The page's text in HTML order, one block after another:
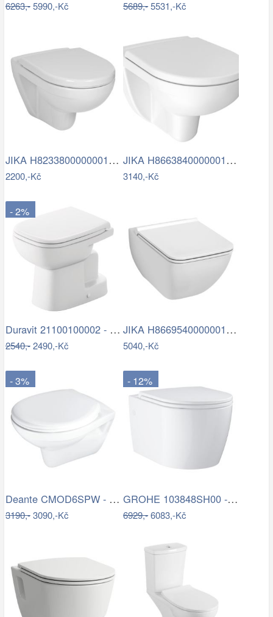
6263,-5990,-Kč 5689,-5531,-Kč
JIKA H8233800000001 - Závěsné WC LYRA…
2200,-Kč
JIKA H8663840000001 - Závěsné WC LYRA +…
3140,-Kč
- 2%
Duravit 21100100002 - Stojící WC D-CODE…
2540,-2490,-Kč
JIKA H8669540000001 - Závěsné WC PURE +…
5040,-Kč
- 3%
Deante CMOD6SPW - Závěsné WC s prkénkem…
3190,-3090,-Kč
- 12%
GROHE 103848SH00 - Závěsné WC START…
6929,-6083,-Kč